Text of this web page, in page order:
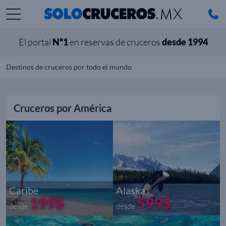
El portal Nº1en reservas de crucerosdesde 1994
Destinos de cruceros por todo el mundo
Cruceros por América
Caribe
desde 199$
Alaska
desde599$